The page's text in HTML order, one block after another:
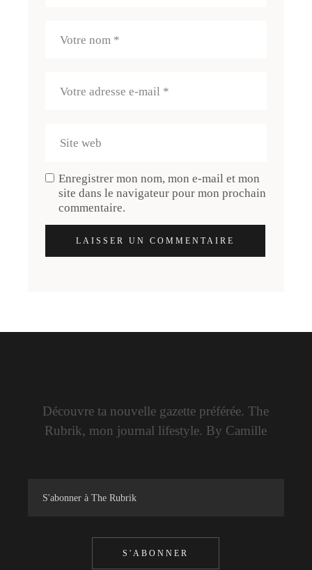
Enregistrer mon nom, mon e-mail et mon
site dans le navigateur pour mon prochain
commentaire.
LAISSER UN COMMENTAIRE
Découvre ta nouvelle gazette préférée. The
Rubrik, mon journal lifestyle. By Camille
S'ABONNER